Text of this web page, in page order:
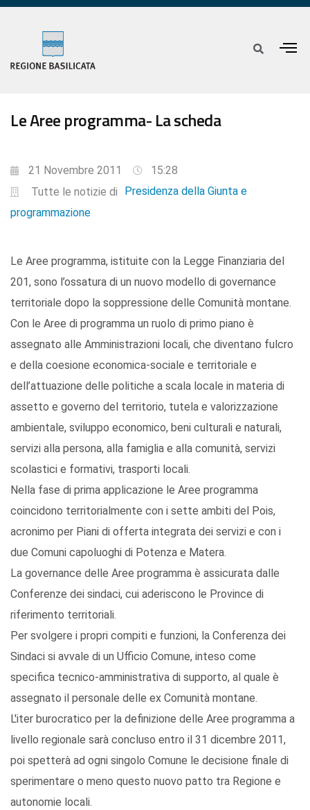
Le Aree programma- La scheda
21 Novembre 2011
15:28
Tutte le notizie di
Presidenza della Giunta e
programmazione
Le Aree programma, istituite con la Legge Finanziaria del
201, sono l’ossatura di un nuovo modello di governance
territoriale dopo la soppressione delle Comunità montane.
Con le Aree di programma un ruolo di primo piano è
assegnato alle Amministrazioni locali, che diventano fulcro
e della coesione economica-sociale e territoriale e
dell’attuazione delle politiche a scala locale in materia di
assetto e governo del territorio, tutela e valorizzazione
ambientale, sviluppo economico, beni culturali e naturali,
servizi alla persona, alla famiglia e alla comunità, servizi
scolastici e formativi, trasporti locali.
Nella fase di prima applicazione le Aree programma
coincidono territorialmente con i sette ambiti del Pois,
acronimo per Piani di offerta integrata dei servizi e con i
due Comuni capoluoghi di Potenza e Matera.
La governance delle Aree programma è assicurata dalle
Conferenze dei sindaci, cui aderiscono le Province di
riferimento territoriali.
Per svolgere i propri compiti e funzioni, la Conferenza dei
Sindaci si avvale di un Ufficio Comune, inteso come
specifica tecnico-amministrativa di supporto, al quale è
assegnato il personale delle ex Comunità montane.
L'iter burocratico per la definizione delle Aree programma a
livello regionale sarà concluso entro il 31 dicembre 2011,
poi spetterà ad ogni singolo Comune le decisione finale di
sperimentare o meno questo nuovo patto tra Regione e
autonomie locali.